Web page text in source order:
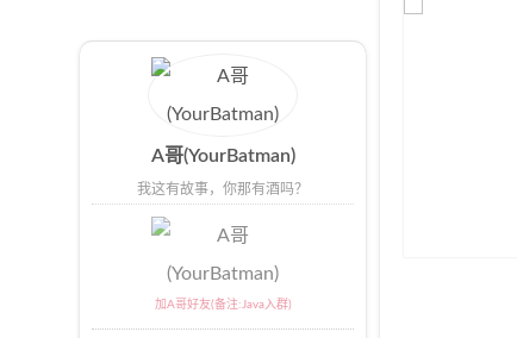
A哥(YourBatman)
我这有故事，你那有酒吗？
加A哥好友(备注:Java入群)